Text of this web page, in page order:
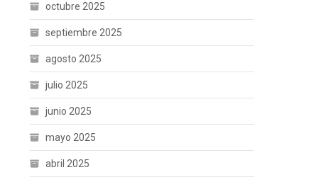
octubre 2025
septiembre 2025
agosto 2025
julio 2025
junio 2025
mayo 2025
abril 2025